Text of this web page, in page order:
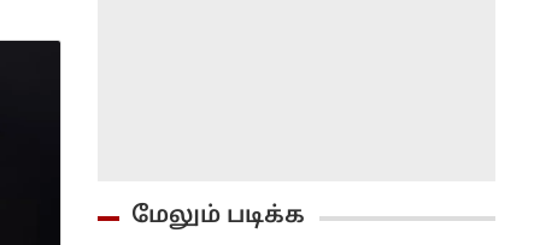
மேலும் படிக்க